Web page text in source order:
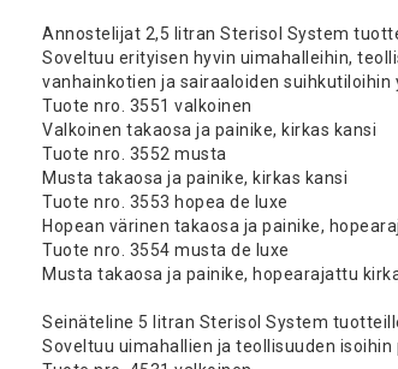
Annostelijat 2,5 litran Sterisol System
Soveltuu erityisen hyvin uimahalleihin,
vanhainkotien ja sairaaloiden suihkutiloihin
Tuote nro. 3551 valkoinen
Valkoinen takaosa ja painike, kirkas kansi
Tuote nro. 3552 musta
Musta takaosa ja painike, kirkas kansi
Tuote nro. 3553 hopea de luxe
Hopean värinen takaosa ja painike,
Tuote nro. 3554 musta de luxe
Musta takaosa ja painike, hopearajattu
Seinäteline 5 litran Sterisol System
Soveltuu uimahallien ja teollisuuden isoihin